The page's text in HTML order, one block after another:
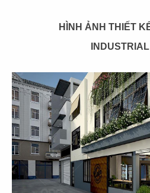
HÌNH ẢNH THIẾT
Hãy tham khảo ngay những
hoàn chỉnh nhất: